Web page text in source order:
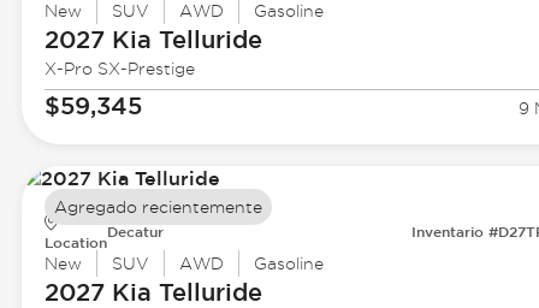
New SUV AWD Gasoline
2027 Kia Telluride
X-Pro SX-Prestige
$59,345 9
Location
Decatur Inventario
New SUV AWD Gasoline
2027 Kia Telluride
Agregado recientemente